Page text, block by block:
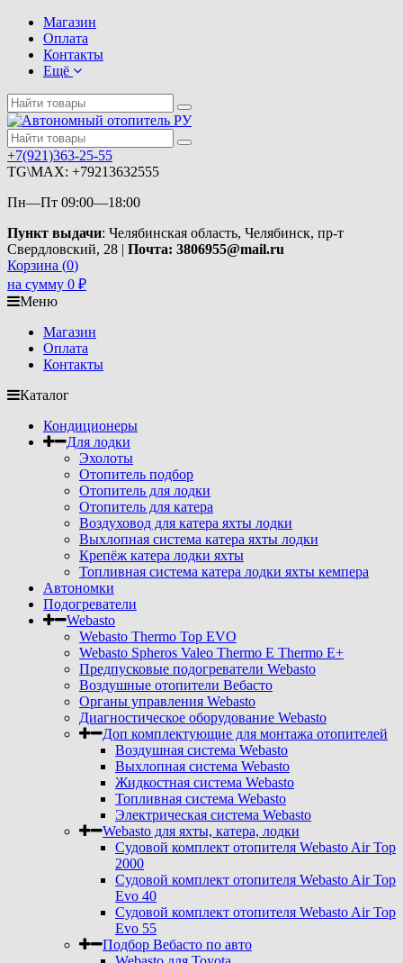
Магазин
Оплата
Контакты
Ещё
+7(921)363-25-55
TG\MAX: +79213632555
Пн—Пт 09:00—18:00
Пункт выдачи: Челябинская область, Челябинск, пр-т
Свердловский, 28 | Почта: 3806955@mail.ru
Корзина (0)
на сумму 0 ₽
Меню
Магазин
Оплата
Контакты
Каталог
Кондиционеры
Для лодки
Эхолоты
Отопитель подбор
Отопитель для лодки
Отопитель для катера
Воздуховод для катера яхты лодки
Выхлопная система катера яхты лодки
Крепёж катера лодки яхты
Топливная система катера лодки яхты кемпера
Автономки
Подогреватели
Webasto
Webasto Thermo Top EVO
Webasto Spheros Valeo Thermo E Thermo E+
Предпусковые подогреватели Webasto
Воздушные отопители Вебасто
Органы управления Webasto
Диагностическое оборудование Webasto
Доп комплектующие для монтажа отопителей
Воздушная система Webasto
Выхлопная система Webasto
Жидкостная система Webasto
Топливная система Webasto
Электрическая система Webasto
Webasto для яхты, катера, лодки
Судовой комплект отопителя Webasto Air Top
2000
Судовой комплект отопителя Webasto Air Top
Evo 40
Судовой комплект отопителя Webasto Air Top
Evo 55
Подбор Вебасто по авто